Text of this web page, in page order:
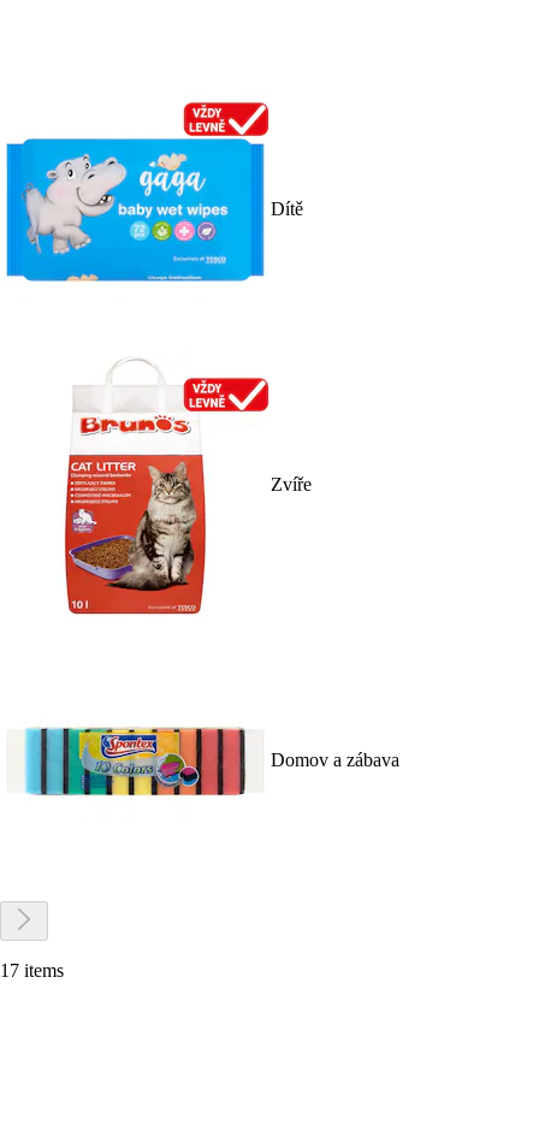
Dítě
Zvíře
Domov a zábava
17 items